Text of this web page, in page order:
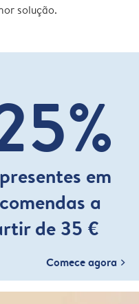
solução.
em
a
de 35 €
Comece agora